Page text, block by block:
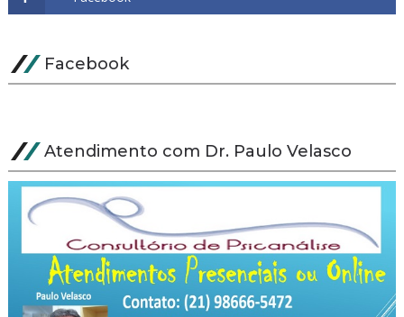
Facebook
Atendimento com Dr. Paulo Velasco